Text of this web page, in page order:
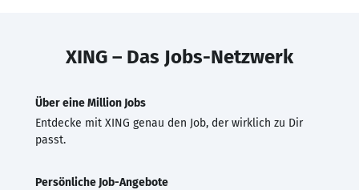
XING – Das Jobs-Netzwerk
Über eine Million Jobs
Entdecke mit XING genau den Job, der wirklich zu Dir
passt.
Persönliche Job-Angebote